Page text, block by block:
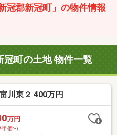
冠郡新冠町」の物件情報
冠町の土地 物件一覧
川東２ 400万円
万円
単価:-）